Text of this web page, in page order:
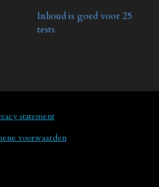
Inhoud is goed voor 25
tests
statement
voorwaarden